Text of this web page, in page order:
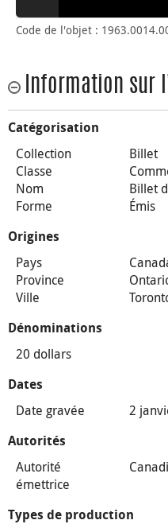
Code de l'objet :
Information sur
Catégorisation
Collection
Billet
Classe
Nom
Billet
Forme
Émis
Origines
Pays
Province
Ville
Dénominations
20 dollars
Dates
Date gravée 2
Autorités
Autorité
émettrice
Types de production